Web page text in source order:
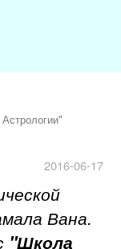
2016-06-17
Вана.
"Школа